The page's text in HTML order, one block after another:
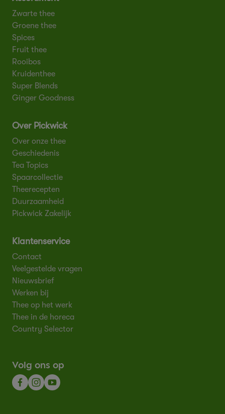
Zwarte thee
Groene thee
Spices
Fruit thee
Rooibos
Kruidenthee
Super Blends
Ginger Goodness
Over Pickwick
Over onze thee
Geschiedenis
Tea Topics
Spaarcollectie
Theerecepten
Duurzaamheid
Pickwick Zakelijk
Klantenservice
Contact
Veelgestelde vragen
Nieuwsbrief
Werken bij
Thee op het werk
Thee in de horeca
Country Selector
Volg ons op